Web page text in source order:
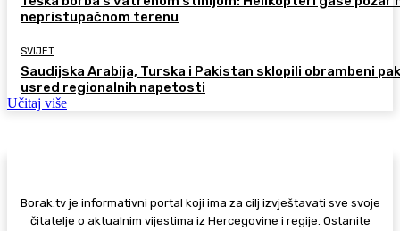
nepristupačnom terenu
SVIJET
Saudijska Arabija, Turska i Pakistan sklopili obrambeni
usred regionalnih napetosti
Učitaj više
Borak.tv je informativni portal koji ima za cilj izvještavati sve svoje
čitatelje o aktualnim vijestima iz Hercegovine i regije. Ostanite